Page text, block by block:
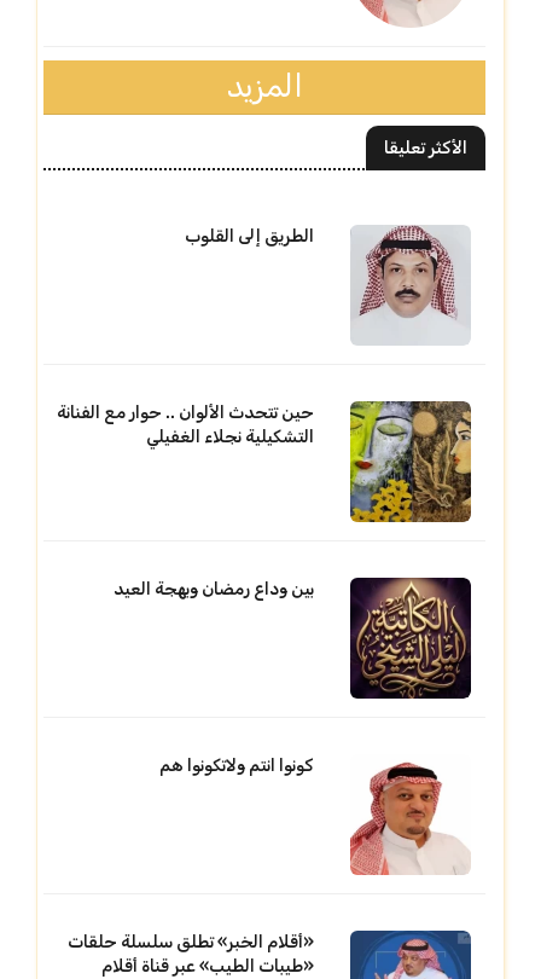
المزيد
الأكثر تعليقا
الطريق إلى القلوب
حين تتحدث الألوان .. حوار مع الفنانة
التشكيلية نجلاء الغفيلي
بين وداع رمضان وبهجة العيد
كونوا انتم ولاتكونوا هم
«أقلام الخبر» تطلق سلسلة حلقات
«طيبات الطيب» عبر قناة أقلام